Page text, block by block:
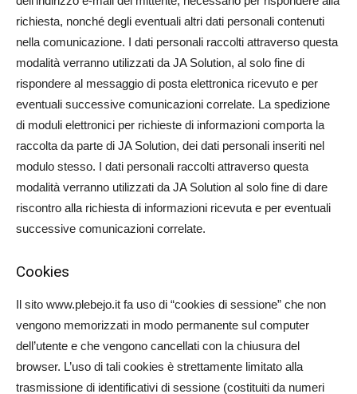
richiesta, nonché degli eventuali altri dati personali contenuti
nella comunicazione. I dati personali raccolti attraverso questa
modalità verranno utilizzati da JA Solution, al solo fine di
rispondere al messaggio di posta elettronica ricevuto e per
eventuali successive comunicazioni correlate. La spedizione
di moduli elettronici per richieste di informazioni comporta la
raccolta da parte di JA Solution, dei dati personali inseriti nel
modulo stesso. I dati personali raccolti attraverso questa
modalità verranno utilizzati da JA Solution al solo fine di dare
riscontro alla richiesta di informazioni ricevuta e per eventuali
successive comunicazioni correlate.
Cookies
Il sito www.plebejo.it fa uso di “cookies di sessione” che non
vengono memorizzati in modo permanente sul computer
dell’utente e che vengono cancellati con la chiusura del
browser. L’uso di tali cookies è strettamente limitato alla
trasmissione di identificativi di sessione (costituiti da numeri